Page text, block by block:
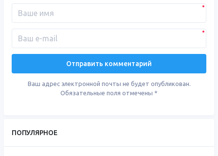
Ваш адрес электронной почты не будет опубликован.
Обязательные поля отмечены *
ПОПУЛЯРНОЕ